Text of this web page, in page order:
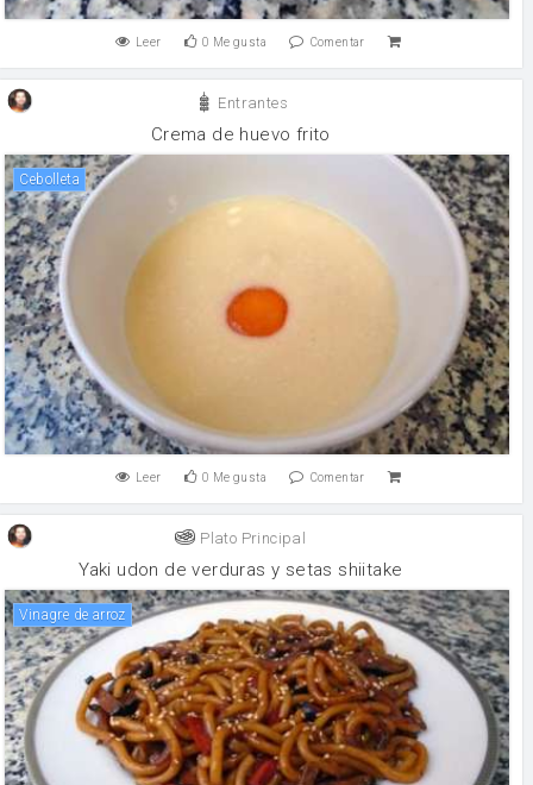
Leer 0 Me gusta Comentar
Entrantes
Crema de huevo frito
Cebolleta
Leer 0 Me gusta Comentar
Plato Principal
Yaki udon de verduras y setas shiitake
vinagre de arroz